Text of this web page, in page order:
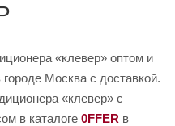
«клевер» оптом и
Москва с доставкой.
«клевер» с
в каталоге 0FFER в